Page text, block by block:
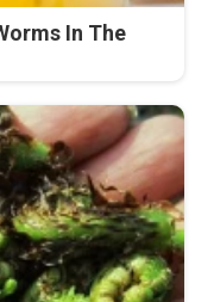
In The